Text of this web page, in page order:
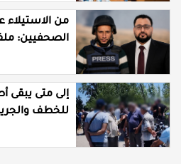
من الاستيلاء
الصحفيين:
إلى متى يبقى
للخطف